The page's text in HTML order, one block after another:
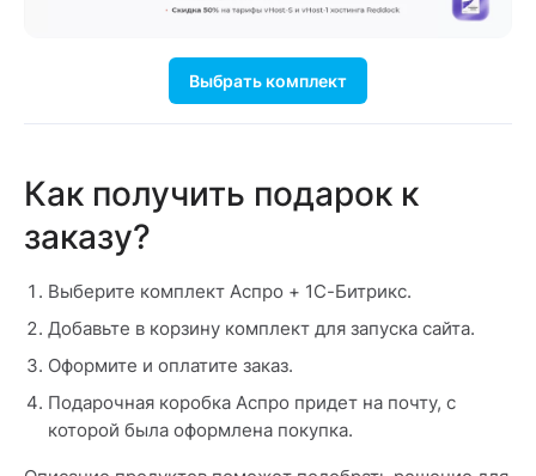
Выбрать комплект
Как получить подарок к
заказу?
Выберите комплект Аспро + 1С-Битрикс.
Добавьте в корзину комплект для запуска сайта.
Оформите и оплатите заказ.
Подарочная коробка Аспро придет на почту, с
которой была оформлена покупка.